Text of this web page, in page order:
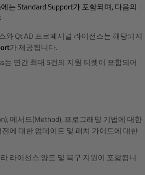
에는 Standard Support가 포함되며, 다음의
와 Qt AD 프로페셔널 라이선스는 해당되지
가 제공됩니다.
는 연간 최대 5건의 지원 티켓이 포함되어
메서드(Method), 프로그래밍 기법에 대한
에 대한 업데이트 및 패치 가이드에 대한
라이선스 양도 및 복구 지원이 포함됩니